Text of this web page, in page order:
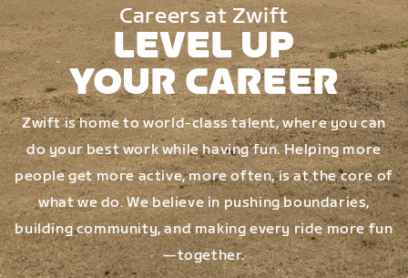
Careers at Zwift
LEVEL UP
YOUR CAREER
Zwift is home to world-class talent, where you can
do your best work while having fun. Helping more
people get more active, more often, is at the core of
what we do. We believe in pushing boundaries,
building community, and making every ride more fun
—together.